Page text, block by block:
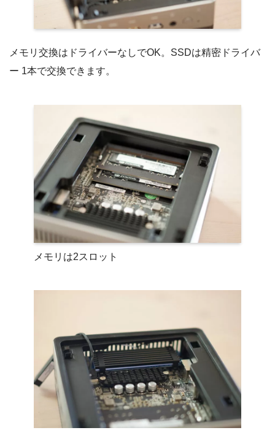
メモリ交換はドライバーなしでOK。SSDは精密ドライバ
ー 1本で交換できます。
メモリは2スロット